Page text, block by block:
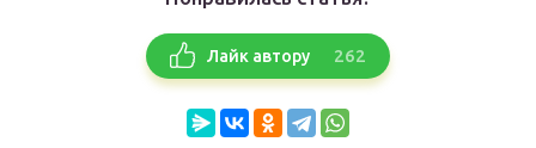
Лайк автору 262